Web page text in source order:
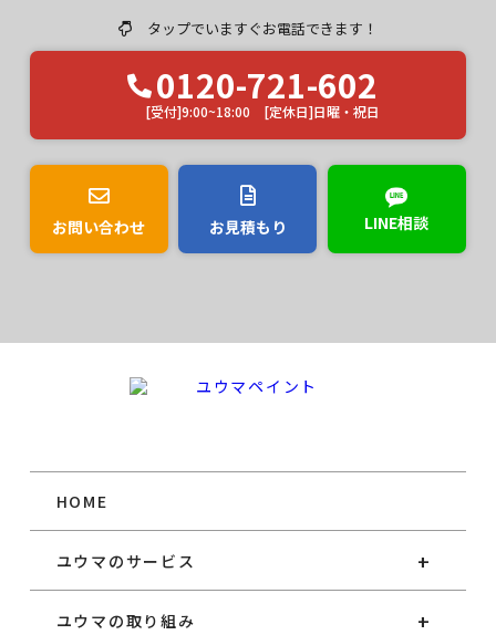
タップでいますぐお電話できます！
0120-721-602
[受付]9:00~18:00 [定休日]日曜・祝日
お問い合わせ お見積もり LINE相談
HOME
ユウマのサービス
ユウマの取り組み